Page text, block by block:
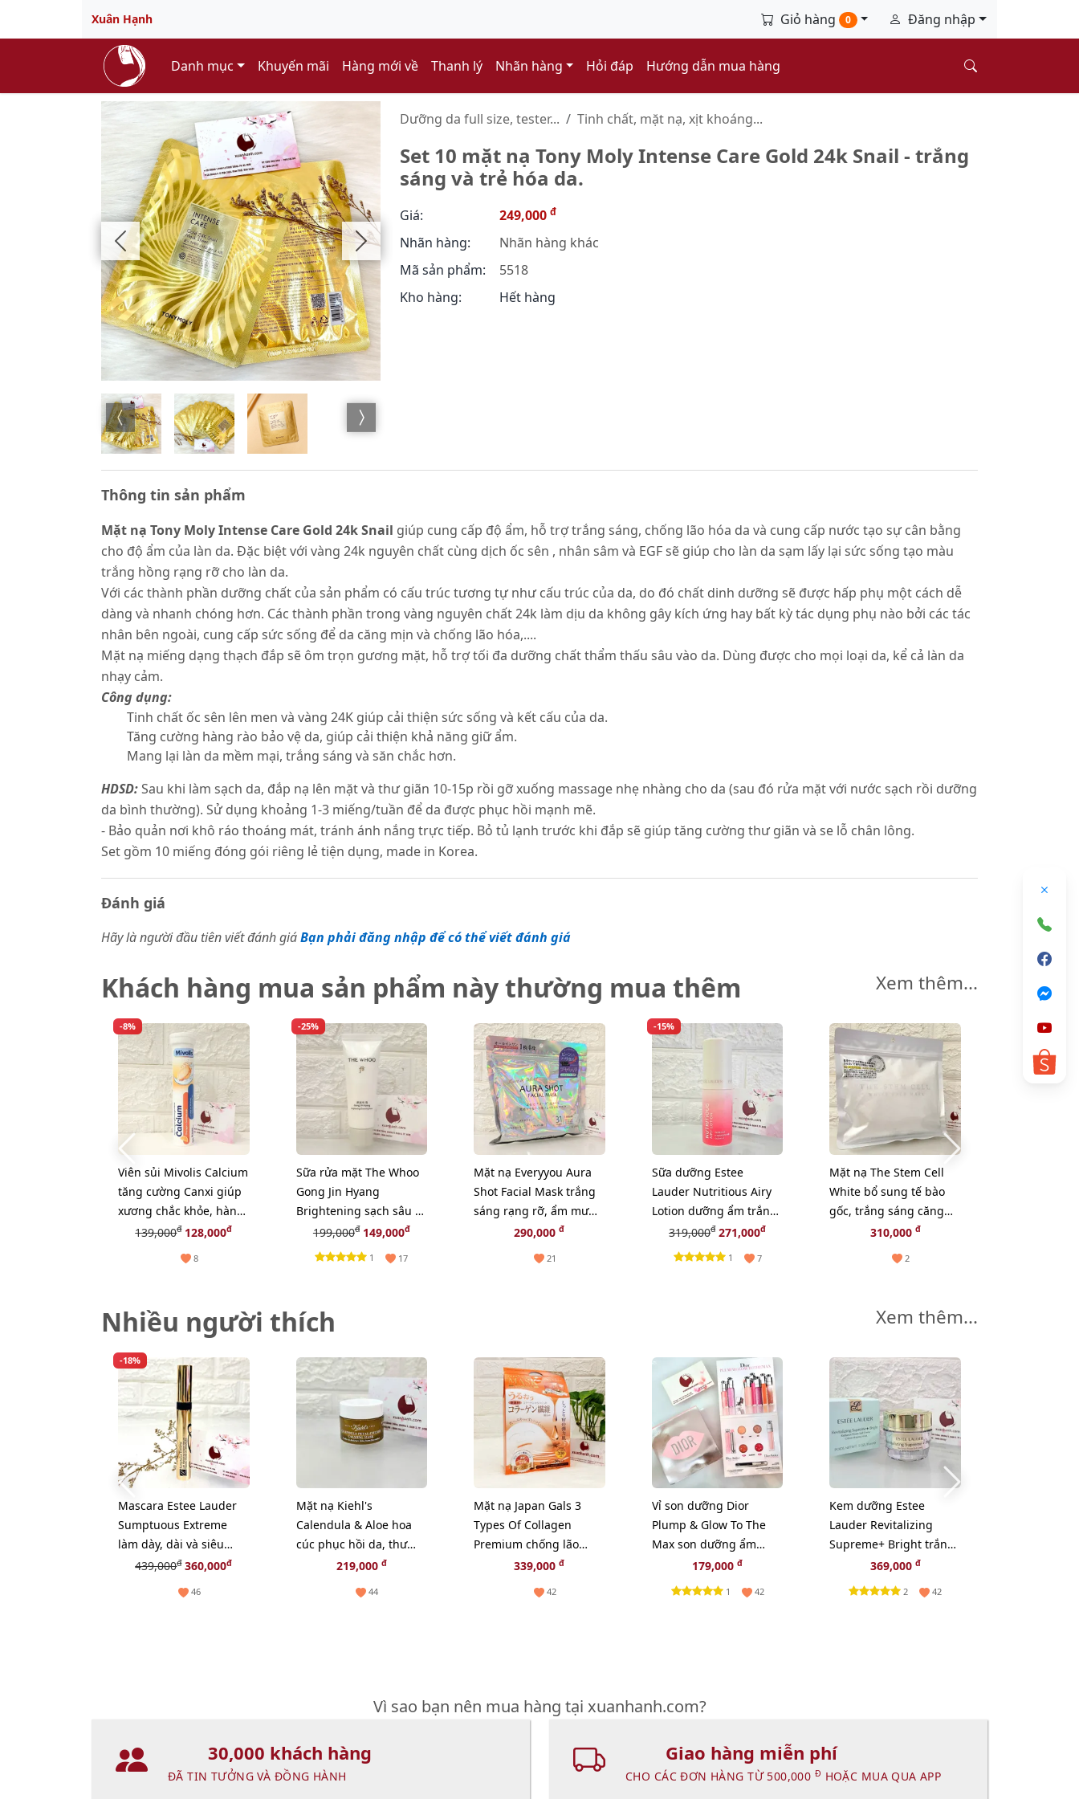
Xuân Hạnh Giỏ hàng 0 Đăng nhập
Danh mục Khuyến mãi Hàng mới về Thanh lý Nhãn hàng Hỏi đáp Hướng dẫn mua hàng
Dưỡng da full size, tester... Tinh chất, mặt nạ, xịt khoáng...
Set 10 mặt nạ Tony Moly Intense Care Gold 24k Snail - trắng
sáng và trẻ hóa da.
Giá: 249,000 đ
Nhãn hàng:
Nhãn hàng khác
Mã sản phẩm:
5518
Kho hàng:
Hết hàng
Thông tin sản phẩm
Mặt nạ Tony Moly Intense Care Gold 24k Snail giúp cung cấp độ ẩm, hỗ trợ trắng sáng, chống lão hóa da và cung cấp nước tạo sự cân bằng
cho độ ẩm của làn da. Đặc biệt với vàng 24k nguyên chất cùng dịch ốc sên , nhân sâm và EGF sẽ giúp cho làn da sạm lấy lại sức sống tạo màu
trắng hồng rạng rỡ cho làn da.
Với các thành phần dưỡng chất của sản phẩm có cấu trúc tương tự như cấu trúc của da, do đó chất dinh dưỡng sẽ được hấp phụ một cách dễ
dàng và nhanh chóng hơn. Các thành phần trong vàng nguyên chất 24k làm dịu da không gây kích ứng hay bất kỳ tác dụng phụ nào bởi các tác
nhân bên ngoài, cung cấp sức sống để da căng mịn và chống lão hóa,....
Mặt nạ miếng dạng thạch đắp sẽ ôm trọn gương mặt, hỗ trợ tối đa dưỡng chất thẩm thấu sâu vào da. Dùng được cho mọi loại da, kể cả làn da
nhạy cảm.
Công dụng:
Tinh chất ốc sên lên men và vàng 24K giúp cải thiện sức sống và kết cấu của da.
Tăng cường hàng rào bảo vệ da, giúp cải thiện khả năng giữ ẩm.
Mang lại làn da mềm mại, trắng sáng và săn chắc hơn.
HDSD:Sau khi làm sạch da, đắp nạ lên mặt và thư giãn 10-15p rồi gỡ xuống massage nhẹ nhàng cho da (sau đó rửa mặt với nước sạch rồi dưỡng
da bình thường). Sử dụng khoảng 1-3 miếng/tuần để da được phục hồi mạnh mẽ.
- Bảo quản nơi khô ráo thoáng mát, tránh ánh nắng trực tiếp. Bỏ tủ lạnh trước khi đắp sẽ giúp tăng cường thư giãn và se lỗ chân lông.
Set gồm 10 miếng đóng gói riêng lẻ tiện dụng, made in Korea.
Đánh giá
Hãy là người đầu tiên viết đánh giáBạn phải đăng nhập để có thể viết đánh giá
Khách hàng mua sản phẩm này thường mua thêm Xem thêm...
-8%
Viên sủi Mivolis Calcium
tăng cường Canxi giúp
xương chắc khỏe, hàng
nội địa Đức - 20 viên
139,000đ128,000đ
8
-25%
Sữa rửa mặt The Whoo
Gong Jin Hyang
Brightening sạch sâu và
tươi sáng da, 40ml
199,000đ149,000đ
1 17
Mặt nạ Everyyou Aura
Shot Facial Mask trắng
sáng rạng rỡ, ẩm mượt
da, 31pcs290,000đ
21
-15%
Sữa dưỡng Estee
Lauder Nutritious Airy
Lotion dưỡng ẩm trắng
sáng, căng mịn da,
30ml
319,000đ 271,000đ
1 7
Mặt nạ The Stem Cell
White bổ sung tế bào
gốc, trắng sáng căng
mịn da - 30pcs (New)
310,000 đ
2
Nhiều người thích Xem thêm...
-18%
Mascara Estee Lauder
Sumptuous Extreme
làm dày, dài và siêu
cong, fullsize
439,000đ360,000đ
46
Mặt nạ Kiehl's
Calendula & Aloe hoa
cúc phục hồi da, thư
giãn và chậm lão hóa -
219,000 đ
44
Mặt nạ Japan Gals 3
Types Of Collagen
Premium chống lão
hóa, săn chắc da, 20pcs
NGẪU NHIÊN
339,000đ
42
Vỉ son dưỡng Dior
Plump & Glow To The
Max son dưỡng ẩm
tăng sắc cho môi 2in1
179,000đ
1 42
Kem dưỡng Estee
Lauder Revitalizing
Supreme+ Bright trắng
sáng da toàn diện, 15ml
369,000 đ
2 42
Vì sao bạn nên mua hàng tại xuanhanh.com?
30,000 khách hàng
ĐÃ TIN TƯỞNG VÀ ĐỒNG HÀNH
Giao hàng miễn phí
CHO CÁC ĐƠN HÀNG TỪ 500,000 Đ HOẶC MUA QUA APP